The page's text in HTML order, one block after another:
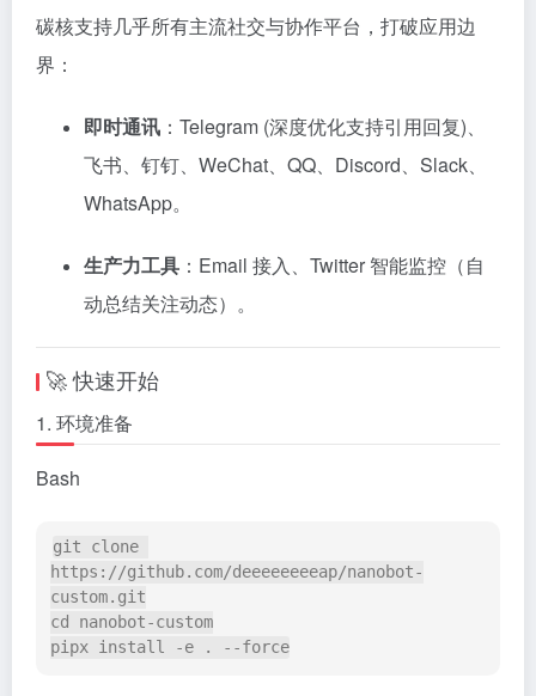
碳核支持几乎所有主流社交与协作平台，打破应用边
界：
即时通讯 ：Telegram (深度优化支持引用回复)、
飞书、钉钉、WeChat、QQ、Discord、Slack、
WhatsApp。
生产力工具 ：Email 接入、Twitter 智能监控（自
动总结关注动态）。
🚀 快速开始
1. 环境准备
Bash
git clone
https://github.com/deeeeeeeeap/nanobot-
cd
nanobot-custom